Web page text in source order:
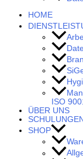
HOME
ISO
ÜBER UNS
SCHULUNGEN
SHOP